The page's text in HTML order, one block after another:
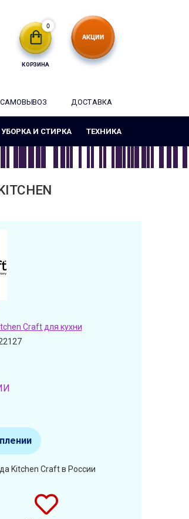
КОРЗИНА
0
САМОВЫВОЗ ДОСТАВКА
УБОРКА И СТИРКА ТЕХНИКА
Craft для кухни
Kitchen Craft в России